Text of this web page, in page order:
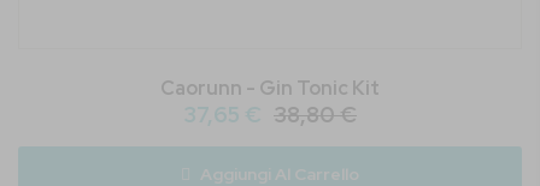
Caorunn - Gin Tonic Kit
37,65 € 38,80 €
Aggiungi Al Carrello